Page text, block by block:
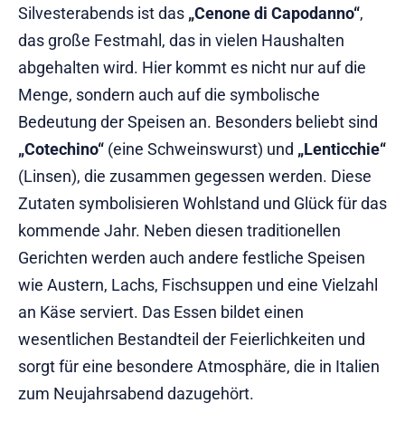
Silvesterabends ist das „Cenone di Capodanno“,
das große Festmahl, das in vielen Haushalten
abgehalten wird. Hier kommt es nicht nur auf die
Menge, sondern auch auf die symbolische
Bedeutung der Speisen an. Besonders beliebt sind
„Cotechino“ (eine Schweinswurst) und „Lenticchie“
(Linsen), die zusammen gegessen werden. Diese
Zutaten symbolisieren Wohlstand und Glück für das
kommende Jahr. Neben diesen traditionellen
Gerichten werden auch andere festliche Speisen
wie Austern, Lachs, Fischsuppen und eine Vielzahl
an Käse serviert. Das Essen bildet einen
wesentlichen Bestandteil der Feierlichkeiten und
sorgt für eine besondere Atmosphäre, die in Italien
zum Neujahrsabend dazugehört.